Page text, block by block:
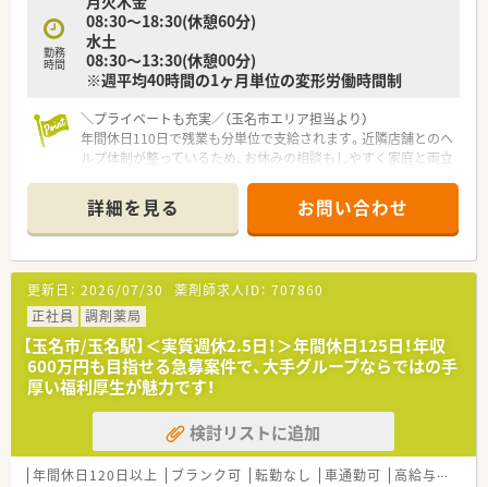
勤務
時間
08:30〜18:30(休憩60分)
水土
08:30～13:30(休憩00分)
※週平均40時間の1ヶ月単位の変形労働時間制
＼プライベートも充実／（玉名市エリア担当より）
年間休日110日で残業も分単位で支給されます。近隣店舗とのヘ
ルプ体制が整っているため、お休みの相談もしやすく家庭と両立
＊------------------------------------------＊
【店舗情報と応需状況について】
■最寄り駅から徒歩1分ほどの好立地で、福岡の大牟田エリアな
どからもJRを利用してスムーズに通勤ができる店舗です。
■古庄胃腸科内科からの処方箋をメインに、1日あたり約50枚を
応需しており外来から在宅まで幅広く対応しています。
■広々とした清潔感のある店内で、調剤薬局でありながらOTC医
薬品も豊富に取り揃えている地域密着型の店舗です。
【募集背景と求める人物像について】
■今回は欠員補充にともなう募集で、将来の管理薬剤師候補とし
て活躍していただける正社員の方を求めています。
■周囲のスタッフと円滑に業務を進めることができる、協調性が
あり落ち着いた雰囲気の方をお待ちしています。
■新卒や経験が浅い方から40代の方を中心に、幅広い年代から
詳細を見る お問い合わせ
更新日： 2026/07/30 薬剤師求人ID： 707860
正社員
調剤薬局
【玉名市/玉名駅】＜実質週休2.5日！＞年間休日125日！年収
600万円も目指せる急募案件で、大手グループならではの手
厚い福利厚生が魅力です！
検討リストに追加
年間休日120日以上 ブランク可 転勤なし 車通勤可 高給与(600万円以上)